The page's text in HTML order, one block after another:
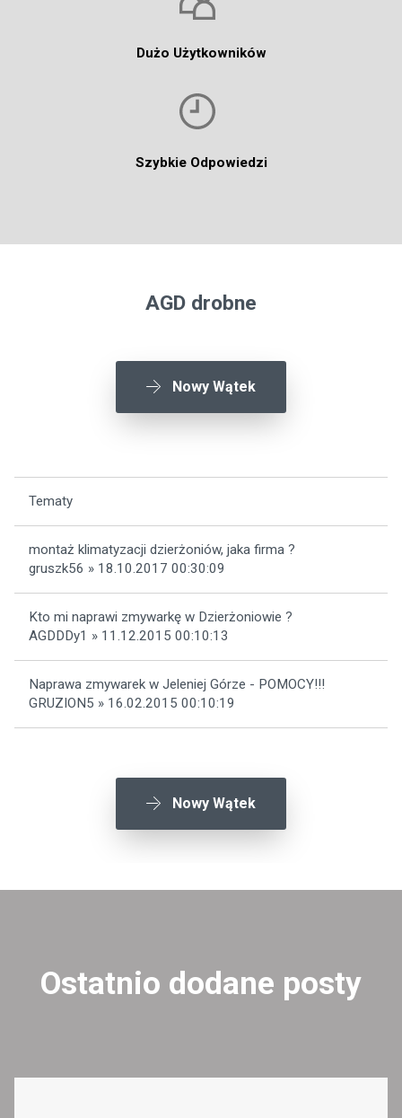
Dużo Użytkowników
Szybkie Odpowiedzi
AGD drobne
Nowy Wątek
Tematy
montaż klimatyzacji dzierżoniów, jaka firma ?
gruszk56 » 18.10.2017 00:30:09
Kto mi naprawi zmywarkę w Dzierżoniowie ?
AGDDDy1 » 11.12.2015 00:10:13
Naprawa zmywarek w Jeleniej Górze - POMOCY!!!
GRUZION5 » 16.02.2015 00:10:19
Nowy Wątek
Ostatnio dodane posty